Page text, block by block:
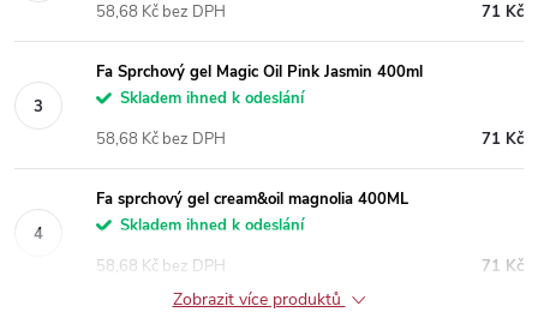
71 Kč
58,68 Kč bez DPH
Fa Sprchový gel Magic Oil Pink Jasmin 400ml
Skladem ihned k odeslání
71 Kč
58,68 Kč bez DPH
Fa sprchový gel cream&oil magnolia 400ML
Skladem ihned k odeslání
71 Kč
58,68 Kč bez DPH
Zobrazit více produktů